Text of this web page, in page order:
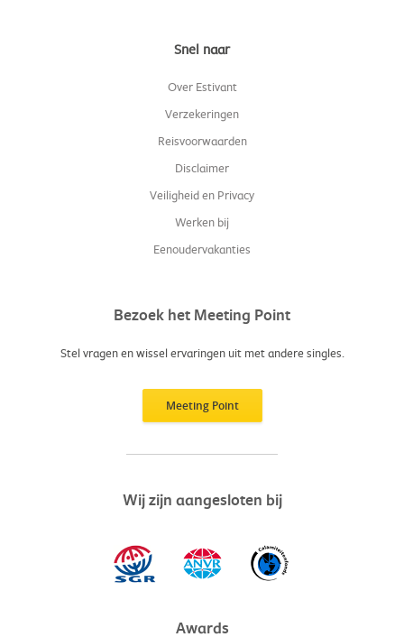
Snel naar
Over Estivant
Verzekeringen
Reisvoorwaarden
Disclaimer
Veiligheid en Privacy
Werken bij
Eenoudervakanties
Bezoek het Meeting Point
Stel vragen en wissel ervaringen uit met andere singles.
Meeting Point
Wij zijn aangesloten bij
Awards